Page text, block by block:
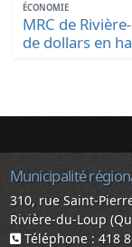
ÉCONOMIE
MRC de
de dollars en
Municipalité
310, rue Saint-
Rivière-du-Loup
Téléphone : 418